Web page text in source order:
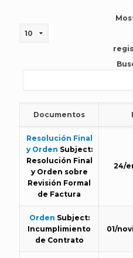
Documentos
Resolución Final
y Orden Subject:
Resolución Final
y Orden sobre
Revisión Formal
de Factura
24/
Orden Subject:
Incumplimiento
de Contrato
01/